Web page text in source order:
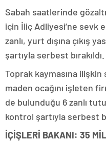
Sabah saatlerinde
için İliç Adliyesi’ne sevk
zanlı, yurt dışına çıkış
şartıyla serbest bırakıldı.
Toprak kaymasına
maden ocağını işleten
de bulunduğu 6 zanlı
kontrol şartıyla serbest
İÇİŞLERİ BAKANI: 35